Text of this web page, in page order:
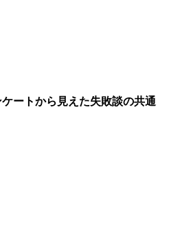
ートから見えた失敗談の共通